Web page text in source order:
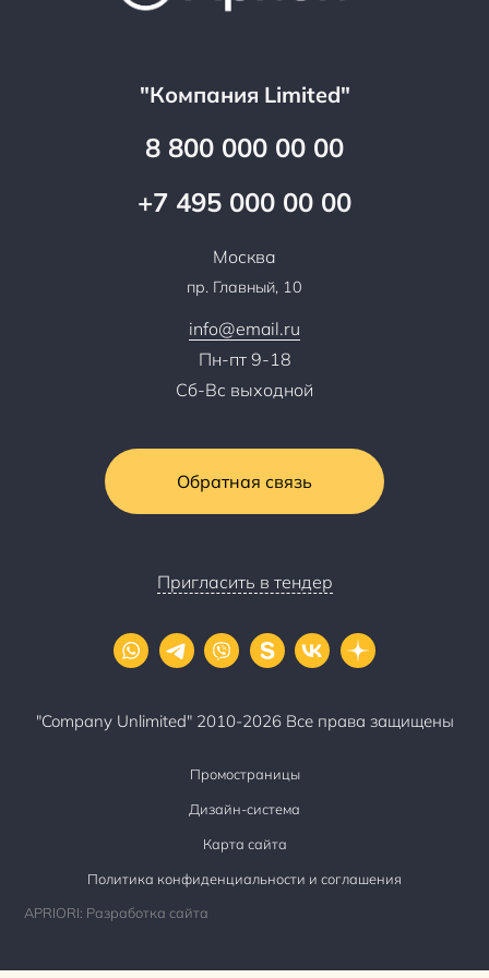
"Компания Limited"
8 800 000 00 00
+7 495 000 00 00
Москва
пр. Главный, 10
info@email.ru
Пн-пт 9-18
Сб-Вс выходной
Обратная связь
Пригласить в тендер
Презентации и каталоги
Сотрудничество
"Company Unlimited" 2010-2026 Все права защищены
Промостраницы
Дизайн-система
Карта сайта
Политика конфиденциальности и соглашения
APRIORI: Разработка сайта